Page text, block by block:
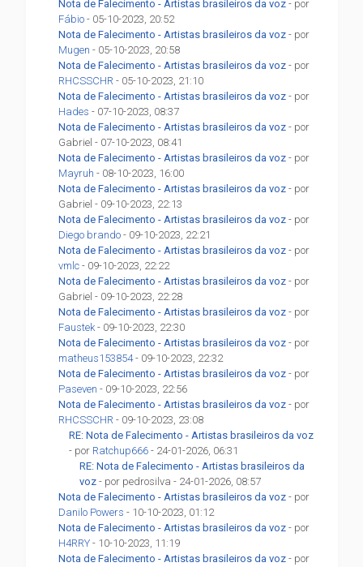
Nota de Falecimento - Artistas brasileiros da voz - por
Fábio - 05-10-2023, 20:52
Nota de Falecimento - Artistas brasileiros da voz - por
Mugen - 05-10-2023, 20:58
Nota de Falecimento - Artistas brasileiros da voz - por
RHCSSCHR - 05-10-2023, 21:10
Nota de Falecimento - Artistas brasileiros da voz - por
Hades - 07-10-2023, 08:37
Nota de Falecimento - Artistas brasileiros da voz - por
Gabriel - 07-10-2023, 08:41
Nota de Falecimento - Artistas brasileiros da voz - por
Mayruh - 08-10-2023, 16:00
Nota de Falecimento - Artistas brasileiros da voz - por
Gabriel - 09-10-2023, 22:13
Nota de Falecimento - Artistas brasileiros da voz - por
Diego brando - 09-10-2023, 22:21
Nota de Falecimento - Artistas brasileiros da voz - por
vmlc - 09-10-2023, 22:22
Nota de Falecimento - Artistas brasileiros da voz - por
Gabriel - 09-10-2023, 22:28
Nota de Falecimento - Artistas brasileiros da voz - por
Faustek- 09-10-2023, 22:30
Nota de Falecimento - Artistas brasileiros da voz - por
matheus153854- 09-10-2023, 22:32
Nota de Falecimento - Artistas brasileiros da voz - por
Paseven - 09-10-2023, 22:56
Nota de Falecimento - Artistas brasileiros da voz - por
RHCSSCHR - 09-10-2023, 23:08
RE: Nota de Falecimento - Artistas brasileiros da voz
- por Ratchup666 - 24-01-2026, 06:31
RE: Nota de Falecimento - Artistas brasileiros da
voz - por pedrosilva - 24-01-2026, 08:57
Nota de Falecimento - Artistas brasileiros da voz - por
Danilo Powers - 10-10-2023, 01:12
Nota de Falecimento - Artistas brasileiros da voz - por
H4RRY - 10-10-2023, 11:19
Nota de Falecimento - Artistas brasileiros da voz - por